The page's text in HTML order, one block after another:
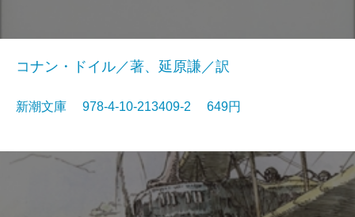
コナン・ドイル／著、延原謙／訳
新潮文庫 978-4-10-213409-2 649円